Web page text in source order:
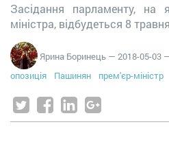
Засідання парламенту, на
міністра, відбудеться 8 травня
Ярина Боринець — 2018-05-03
опозиція
Пашинян прем'єр-міністр